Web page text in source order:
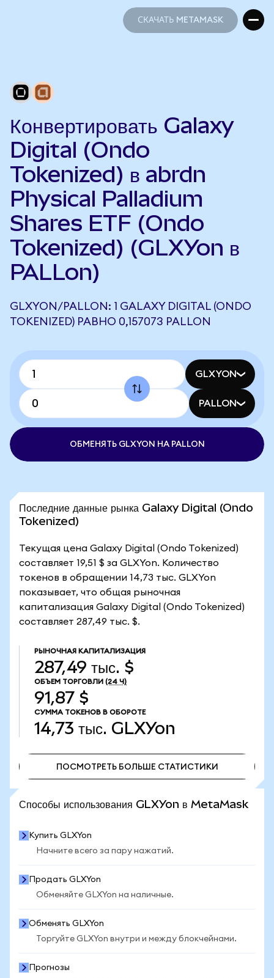
СКАЧАТЬ METAMASK
Конвертировать Galaxy
Digital (Ondo
Tokenized) в abrdn
Physical Palladium
Shares ETF (Ondo
Tokenized) (GLXYon в
PALLon)
GLXYON/PALLON: 1 GALAXY DIGITAL (ONDO
TOKENIZED) РАВНО 0,157073 PALLON
GLXYON
PALLON
ОБМЕНЯТЬ GLXYON НА PALLON
Последние данные рынка Galaxy Digital (Ondo
Tokenized)
Текущая цена Galaxy Digital (Ondo Tokenized)
составляет 19,51 $ за GLXYon. Количество
токенов в обращении 14,73 тыс. GLXYon
показывает, что общая рыночная
капитализация Galaxy Digital (Ondo Tokenized)
составляет 287,49 тыс. $.
РЫНОЧНАЯ КАПИТАЛИЗАЦИЯ
287,49 тыс. $
ОБЪЕМ ТОРГОВЛИ (24 Ч)
91,87 $
СУММА ТОКЕНОВ В ОБОРОТЕ
14,73 тыс. GLXYon
ПОСМОТРЕТЬ БОЛЬШЕ СТАТИСТИКИ
Способы использования GLXYon в MetaMask
Купить GLXYon
Начните всего за пару нажатий.
Продать GLXYon
Обменяйте GLXYon на наличные.
Обменять GLXYon
Торгуйте GLXYon внутри и между блокчейнами.
Прогнозы